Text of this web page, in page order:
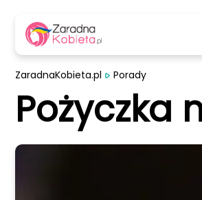
ZaradnaKobieta.pl Porady
Pożyczka